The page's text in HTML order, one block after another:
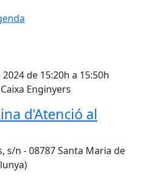
de 15:20h a 15:50h
Enginyers
d'Atenció al
s/n - 08787 Santa Maria de